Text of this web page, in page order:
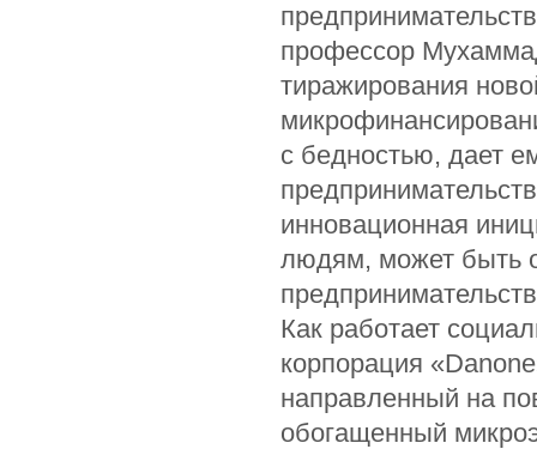
профессор
тиражирования
с бедностью, дает
инновационная
людям, может быть
Как работает
корпорация
направленный на
обогащенный